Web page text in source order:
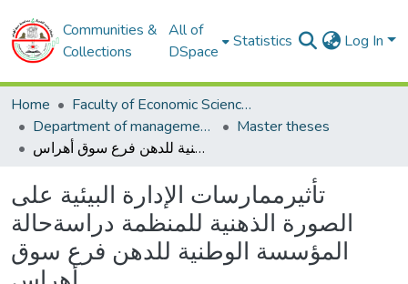
Communities &
Collections
All of
DSpace
Statistics Log In
Home
Faculty of Economic Sciences, Commerce and Management Sciences
Department of management sciences
Master theses
‫تأثير‬‫ممارسات‬ ‫الإدارة‬ ‫البيئية‬ ‫على‬ ‫الصورة‬ ‫الذهنية‬ ‫للمنظمة‬ ‫‪‬‬‫دراسة‬‫حالة‬ ‫المؤسسة‬ ‫الوطنية‬ ‫للدهن‬ ‫فرع‬ ‫سوق‬ ‫أهراس‬ ‫‬‬
‫تأثير‬‫ممارسات‬ ‫الإدارة‬ ‫البيئية‬ ‫على‬
‫الصورة‬ ‫الذهنية‬ ‫للمنظمة‬ ‫‪‬‬‫دراسة‬‫حالة‬
‫المؤسسة‬ ‫الوطنية‬ ‫للدهن‬ ‫فرع‬ ‫سوق‬